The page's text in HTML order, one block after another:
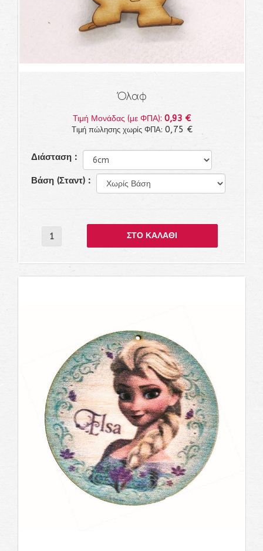
Όλαφ
Τιμή Μονάδας (με ΦΠΑ): 0,93 €
Τιμή πώλησης χωρίς ΦΠΑ: 0,75 €
Διάσταση :
Βάση (Σταντ) :